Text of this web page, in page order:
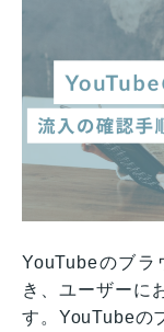
YouTubeのブ
き、ユーザーに
す。YouTubeの